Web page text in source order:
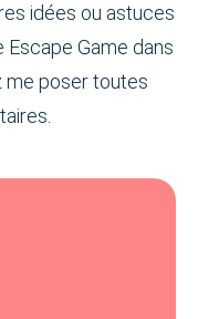
idées ou astuces
Game dans
me poser toutes